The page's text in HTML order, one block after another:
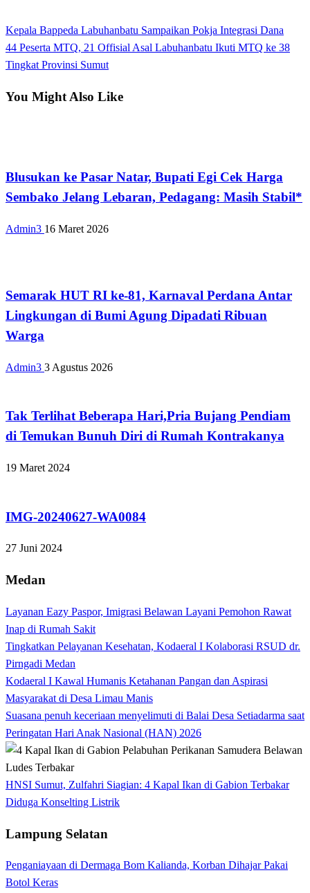
Navigasi
pos
Previous
Post
Kepala Bappeda Labuhanbatu Sampaikan Pokja Integrasi Dana
Next
Post
44 Peserta MTQ, 21 Offisial Asal Labuhanbatu Ikuti MTQ ke 38
Tingkat Provinsi Sumut
You Might Also Like
Blusukan ke Pasar Natar, Bupati Egi Cek Harga
Sembako Jelang Lebaran, Pedagang: Masih Stabil*
Admin3 16 Maret 2026
Semarak HUT RI ke-81, Karnaval Perdana Antar
Lingkungan di Bumi Agung Dipadati Ribuan
Warga
Admin3 3 Agustus 2026
Tak Terlihat Beberapa Hari,Pria Bujang Pendiam
di Temukan Bunuh Diri di Rumah Kontrakanya
19 Maret 2024
IMG-20240627-WA0084
27 Juni 2024
Medan
Layanan Eazy Paspor, Imigrasi Belawan Layani Pemohon Rawat
Inap di Rumah Sakit
Tingkatkan Pelayanan Kesehatan, Kodaeral I Kolaborasi RSUD dr.
Pirngadi Medan‎
Kodaeral I Kawal Humanis Ketahanan Pangan dan Aspirasi
Masyarakat di Desa Limau Manis
Suasana penuh keceriaan menyelimuti di Balai Desa Setiadarma saat
Peringatan Hari Anak Nasional (HAN) 2026
HNSI Sumut, Zulfahri Siagian: 4 Kapal Ikan di Gabion Terbakar
Diduga Konselting Listrik
Lampung Selatan
Penganiayaan di Dermaga Bom Kalianda, Korban Dihajar Pakai
Botol Keras